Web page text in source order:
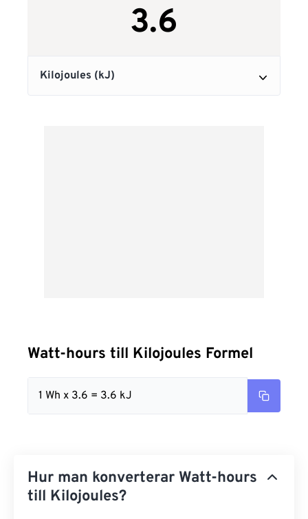
Watt-hours till Kilojoules Formel
1 Wh x 3.6 = 3.6 kJ
Hur man konverterar Watt-hours
till Kilojoules?